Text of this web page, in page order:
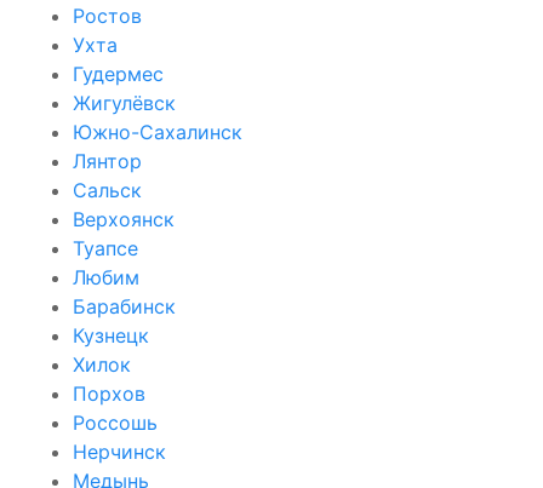
Ростов
Ухта
Гудермес
Жигулёвск
Южно-Сахалинск
Лянтор
Сальск
Верхоянск
Туапсе
Любим
Барабинск
Кузнецк
Хилок
Порхов
Россошь
Нерчинск
Медынь